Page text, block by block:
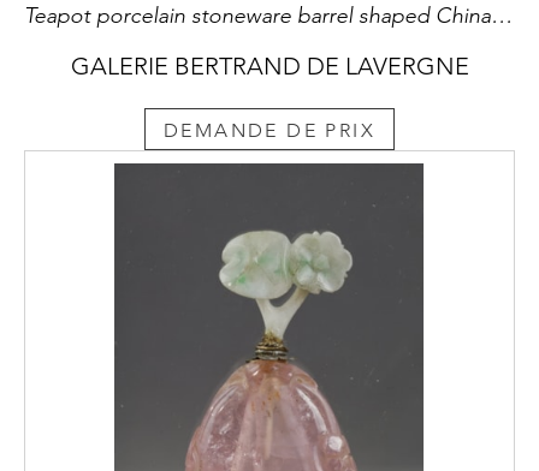
Teapot porcelain stoneware barrel shaped China Ming period 16th century
GALERIE BERTRAND DE LAVERGNE
DEMANDE DE PRIX